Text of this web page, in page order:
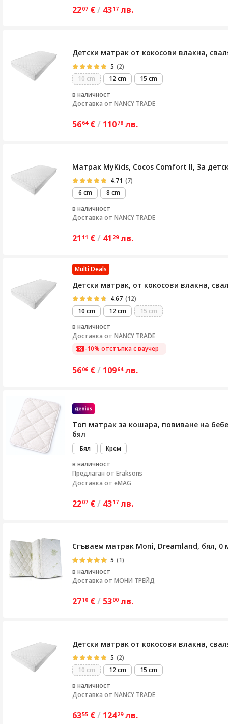
2207 €/ 4317 лв.
Детски матрак от кокосови влакна,
5 (2)
10 cm
12 cm
15 cm
в наличност
Доставка от NANCY TRADE
5664 €/ 11078 лв.
Матрак MyKids, Cocos Comfort II, За
4.71 (7)
6 cm
8 cm
в наличност
Доставка от NANCY TRADE
21 11 €/ 41 29 лв.
Multi Deals
Детски матрак, от кокосови влакна,
4.67 (12)
10 cm
12 cm
15 cm
в наличност
Доставка от NANCY TRADE
-10% отстъпка с ваучер
5606 €/ 10964 лв.
Топ матрак за кошара, повиване на
бял
Бял
Крем
в наличност
Предлаган от Eraksons
Доставка от eMAG
2207 €/ 4317 лв.
Сгъваем матрак Moni, Dreamland, бял, 0
5 (1)
в наличност
Доставка от МОНИ ТРЕЙД
2710 €/ 5300 лв.
Детски матрак от кокосови влакна,
5 (2)
10 cm
12 cm
15 cm
в наличност
Доставка от NANCY TRADE
6355 €/ 12429 лв.